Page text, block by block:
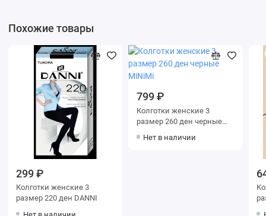
Похожие товары
299 ₽
Колготки женские 3
размер 220 ден DANNI
799 ₽
Колготки женские 3
размер 260 ден черные
Нет в наличии